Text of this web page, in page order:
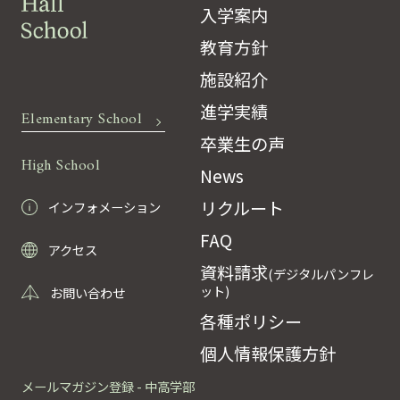
Elementary School
High School
入学案内
教育方針
施設紹介
進学実績
卒業生の声
News
リクルート
FAQ
資料請求(デジタルパンフレ
ット)
各種ポリシー
個人情報保護方針
インフォメーション
アクセス
お問い合わせ
メールマガジン登録 - 中高学部